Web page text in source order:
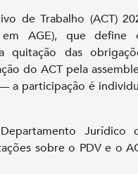
de Trabalho (ACT)
AGE), que define
quitação das
do ACT pela
a participação é
Jurídico
sobre o PDV e o